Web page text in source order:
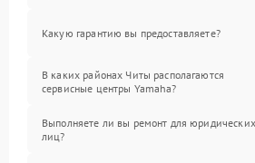
Какую гарантию вы предоставляете?
В каких районах Читы располагаются
сервисные центры Yamaha?
Выполняете ли вы ремонт для юридических
лиц?